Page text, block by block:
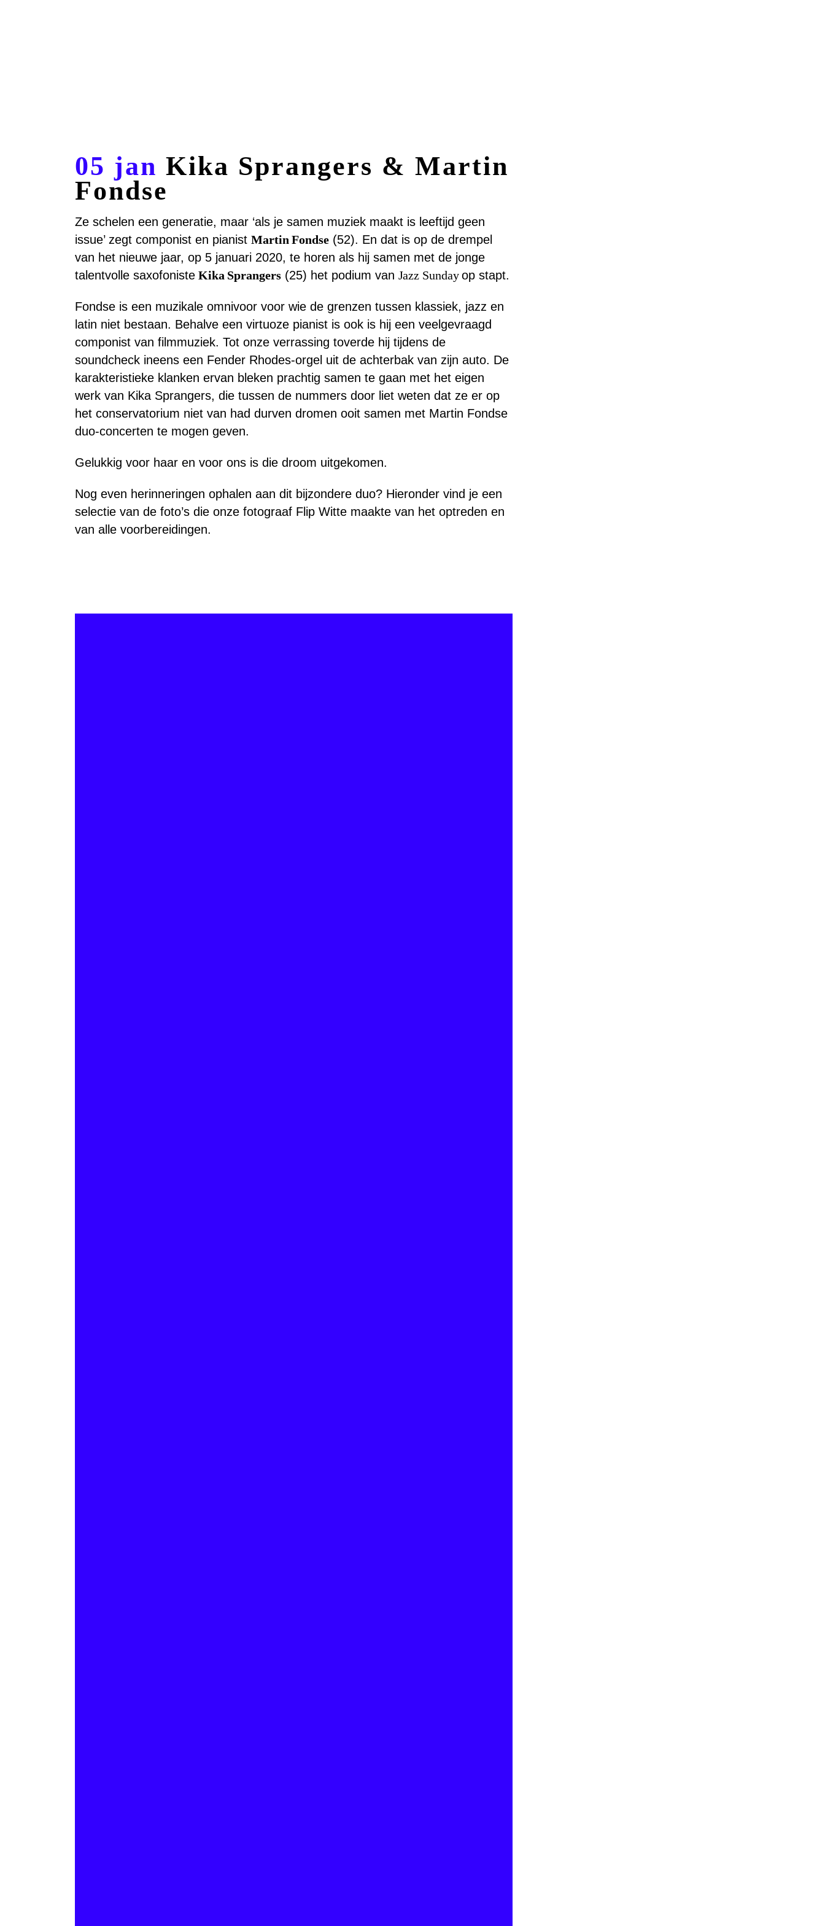
05 jan Kika Sprangers & Martin
Fondse
Ze schelen een generatie, maar ‘als je samen muziek maakt is leeftijd geen
issue’ zegt componist en pianist Martin Fondse(52). En dat is op de drempel
van het nieuwe jaar, op 5 januari 2020, te horen als hij samen met de jonge
talentvolle saxofoniste Kika Sprangers(25) het podium van Jazz Sundayop stapt.
Fondse is een muzikale omnivoor voor wie de grenzen tussen klassiek, jazz en
latin niet bestaan. Behalve een virtuoze pianist is ook is hij een veelgevraagd
componist van filmmuziek. Tot onze verrassing toverde hij tijdens de
soundcheck ineens een Fender Rhodes-orgel uit de achterbak van zijn auto. De
karakteristieke klanken ervan bleken prachtig samen te gaan met het eigen
werk van Kika Sprangers, die tussen de nummers door liet weten dat ze er op
het conservatorium niet van had durven dromen ooit samen met Martin Fondse
duo-concerten te mogen geven.
Gelukkig voor haar en voor ons is die droom uitgekomen.
Nog even herinneringen ophalen aan dit bijzondere duo? Hieronder vind je een
selectie van de foto’s die onze fotograaf Flip Witte maakte van het optreden en
van alle voorbereidingen.